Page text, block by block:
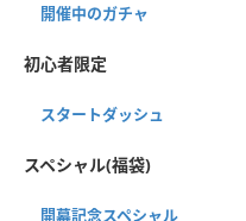
開催中のガチャ
初心者限定
スタートダッシュ
スペシャル(福袋)
開幕記念スペシャル